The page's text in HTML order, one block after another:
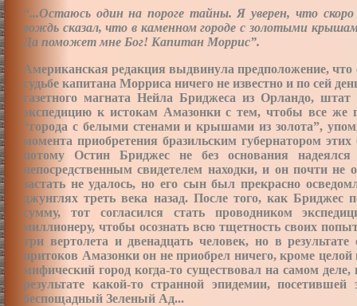
“...Остаюсь один на пороге тайны. Я уверен, что
вождь сказал, что в каменном городе с золотыми
Да поможет мне Бог! Капитан Моррис”.
Американская редакция выдвинула предположение,
судьбе капитана Морриса ничего не известно и по сей
газетного магната Нейла Бриджеса из Орландо,
экспедицию к истокам Амазонки с тем, чтобы все же
“города с белыми стенами и крышами из золота”,
момента приобретения бразильским губернатором
потому Остин Бриджес не без основания
непосредственным свидетелем находки, и он почти
застать не удалось, но его сын был прекрасно
джунглях треть века назад. После того, как Бриджес
сумму, тот согласился стать проводником
миллионеру, чтобы осознать всю тщетность своих
три вертолета и двенадцать человек, но в
притоков Амазонки он не приобрел ничего, кроме
мифический город когда-то существовал на самом
результате какой-то странной эпидемии,
беспощадный Зеленый Ад...